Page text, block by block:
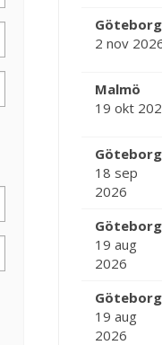
Göteborg
2 nov
Malmö
19 okt
Göteborg
18 sep
2026
Göteborg
19 aug
2026
Göteborg
19 aug
2026